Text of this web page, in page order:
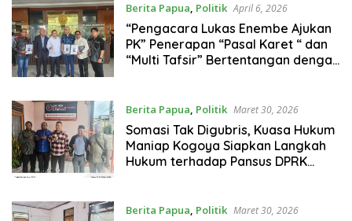
Berita Papua, Politik April 6, 2026
“Pengacara Lukas Enembe Ajukan
PK” Penerapan “Pasal Karet “ dan
“Multi Tafsir” Bertentangan dengan
Berita Papua, Politik Maret 30, 2026
Somasi Tak Digubris, Kuasa Hukum
Maniap Kogoya Siapkan Langkah
Hukum terhadap Pansus DPRK
Berita Papua, Politik Maret 30, 2026